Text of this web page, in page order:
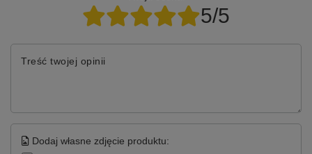
5/5
Treść twojej opinii
Dodaj własne zdjęcie produktu: